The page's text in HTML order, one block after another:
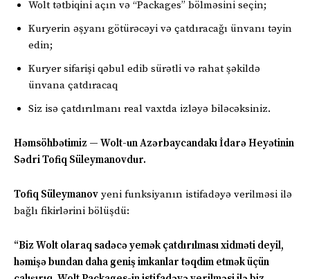
Wolt tətbiqini açın və “Packages” bölməsini seçin;
Kuryerin əşyanı götürəcəyi və çatdıracağı ünvanı təyin
edin;
Kuryer sifarişi qəbul edib sürətli və rahat şəkildə
ünvana çatdıracaq
Siz isə çatdırılmanı real vaxtda izləyə biləcəksiniz.
Həmsöhbətimiz — Wolt-un Azərbaycandakı İdarə Heyətinin
Sədri Tofiq Süleymanovdur.
Tofiq Süleymanov yeni funksiyanın istifadəyə verilməsi ilə
bağlı fikirlərini bölüşdü:
“Biz Wolt olaraq sadəcə yemək çatdırılması xidməti deyil,
həmişə bundan daha geniş imkanlar təqdim etmək üçün